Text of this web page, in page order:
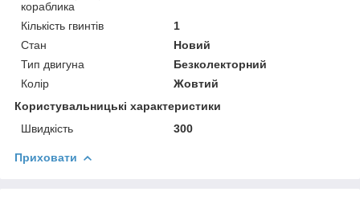
кораблика
Кількість гвинтів
1
Стан
Новий
Тип двигуна
Безколекторний
Колір
Жовтий
Користувальницькі характеристики
Швидкість
300
Приховати